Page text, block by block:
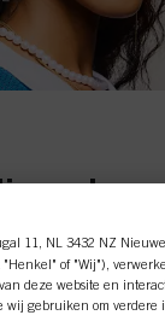
11, NL 3432 NZ
of "Wij"),
deze website en
wij gebruiken om verdere